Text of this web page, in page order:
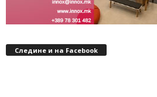
Следине и на Facebook